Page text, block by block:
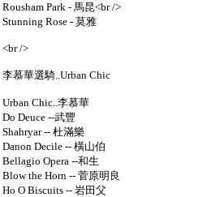
Rousham Park - 馬昆<br />
Stunning Rose - 莫雅
<br />
李慕華選騎..Urban Chic
Urban Chic..李慕華
Do Deuce --武豐
Shahryar -- 杜滿樂
Danon Decile -- 橫山伯
Bellagio Opera --和生
Blow the Horn -- 菅原明良
Ho O Biscuits -- 岩田父